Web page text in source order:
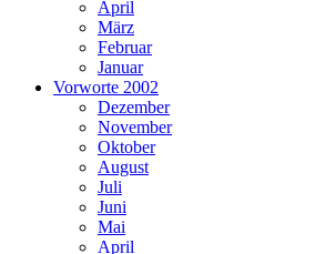
April
März
Februar
Januar
Vorworte 2002
Dezember
November
Oktober
August
Juli
Juni
Mai
April